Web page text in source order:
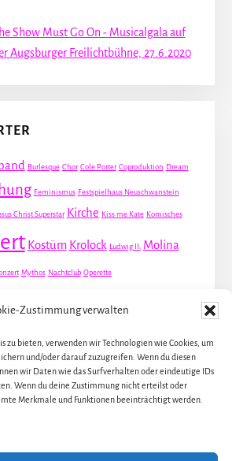
Zustimmung verwalten
zu bieten, verwenden wir Technologien wie Cookies, um
und/oder darauf zuzugreifen. Wenn du diesen
wir Daten wie das Surfverhalten oder eindeutige IDs
Wenn du deine Zustimmung nicht erteilst oder
Merkmale und Funktionen beeinträchtigt werden.
Show Must Go On - Musicalgala auf
Augsburger Freilichtbühne, 27.6.2020
Burlesque Chor Cole Porter Coproduktion Dream
Feminismus Festspielhaus Neuschwanstein
Christ Superstar Kirche Kiss me Kate Komisches
Kostüm Krolock Ludwig II. Molina
Mythos Nachtclub Operette
Queer Revueoperette
Österreich Übersetzung
/ DARSTELLER